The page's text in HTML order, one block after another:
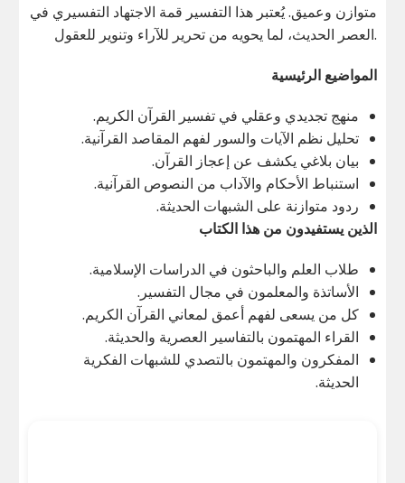
متوازن وعميق. يُعتبر هذا التفسير قمة الاجتهاد التفسيري في
العصر الحديث، لما يحويه من تحرير للآراء وتنوير للعقول.
المواضيع الرئيسية
منهج تجديدي وعقلي في تفسير القرآن الكريم.
تحليل نظم الآيات والسور لفهم المقاصد القرآنية.
بيان بلاغي يكشف عن إعجاز القرآن.
استنباط الأحكام والآداب من النصوص القرآنية.
ردود متوازنة على الشبهات الحديثة.
الذين يستفيدون من هذا الكتاب
طلاب العلم والباحثون في الدراسات الإسلامية.
الأساتذة والمعلمون في مجال التفسير.
كل من يسعى لفهم أعمق لمعاني القرآن الكريم.
القراء المهتمون بالتفاسير العصرية والحديثة.
المفكرون والمهتمون بالتصدي للشبهات الفكرية
الحديثة.